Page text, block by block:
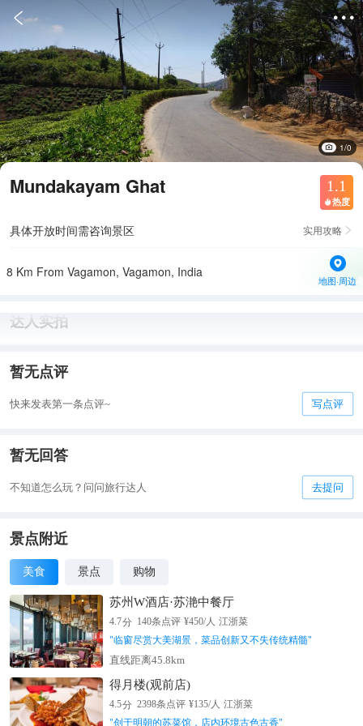
 
1/0
Mundakayam Ghat 1.1
 热度
具体开放时间需咨询景区 实用攻略 
8 Km From Vagamon, Vagamon, India
地图·周边
达人实拍
暂无点评
快来发表第一条点评~ 写点评
暂无回答
不知道怎么玩？问问旅行达人 去提问
景点附近
美食 景点 购物
苏州W酒店·苏滟中餐厅
4.7分 140条点评 ¥450/人 江浙菜
"临窗尽赏大美湖景，菜品创新又不失传统精髓"
直线距离45.8km
得月楼(观前店)
4.5分 2398条点评 ¥135/人 江浙菜
"创于明朝的苏菜馆，店内环境古色古香"